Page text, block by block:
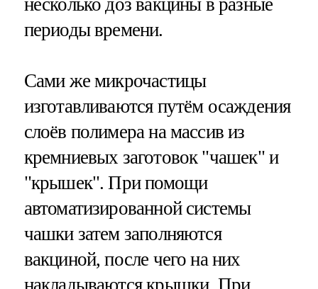
несколько доз вакцины в разные
периоды времени.
Сами же микрочастицы
изготавливаются путём осаждения
слоёв полимера на массив из
кремниевых заготовок "чашек" и
"крышек". При помощи
автоматизированной системы
чашки затем заполняются
вакциной, после чего на них
накладываются крышки. При